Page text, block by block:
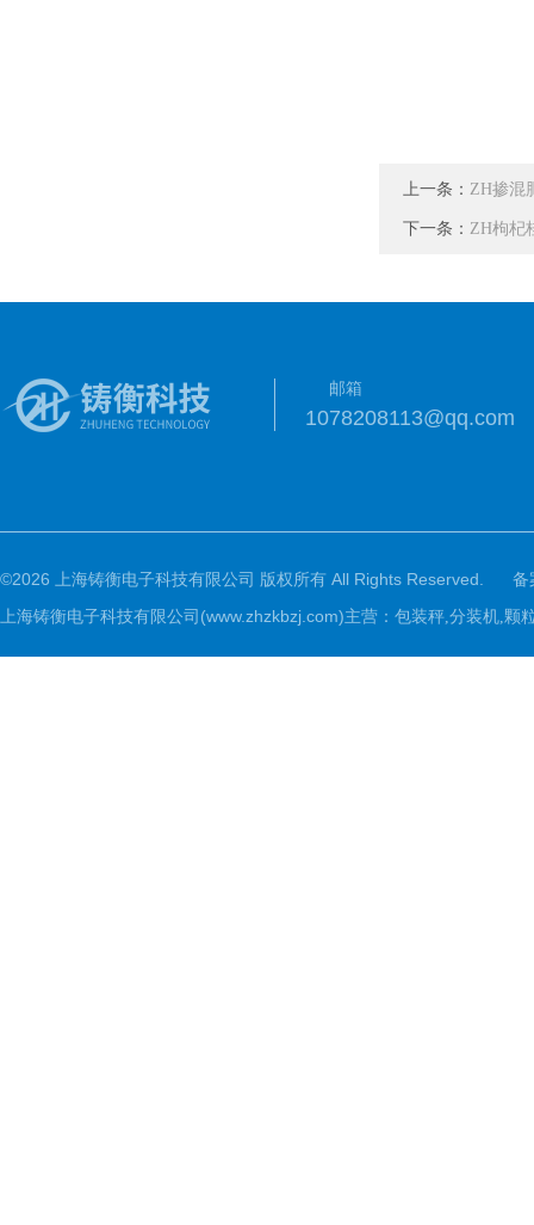
上一条： ZH掺混
下一条： ZH枸杞
邮箱
1078208113@qq.com
©2026 上海铸衡电子科技有限公司 版权所有 All Rights Reserved.
备
上海铸衡电子科技有限公司(www.zhzkbzj.com)主营： 包装秤,分装机,颗